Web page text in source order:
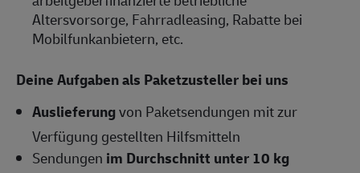
Altersvorsorge, Fahrradleasing, Rabatte bei
Mobilfunkanbietern, etc.
Deine Aufgaben als Paketzusteller bei uns
Auslieferungvon Paketsendungen mit zur
Verfügung gestellten Hilfsmitteln
Sendungen im Durchschnitt unter 10 kg